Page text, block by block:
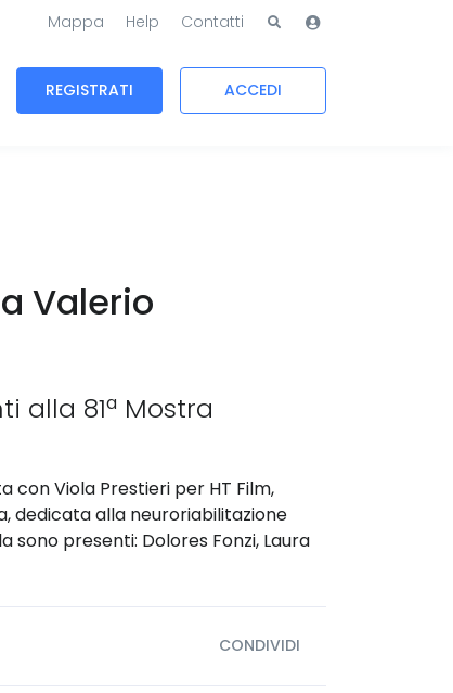
Mappa Help Contatti
REGISTRATI ACCEDI
Valerio
alla 81ª Mostra
Viola Prestieri per HT Film,
dedicata alla neuroriabilitazione
presenti: Dolores Fonzi, Laura
CONDIVIDI